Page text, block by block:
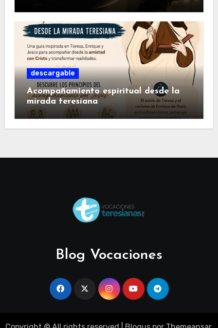
descargable
Acompañamiento espiritual desde la
mirada teresiana
Blog Vocaciones